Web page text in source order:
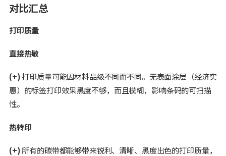
对比汇总
打印质量
直接热敏
(+)打印质量可能因材料品级不同而不同。无表面涂层（经济实
惠）的标签打印效果黑度不够，而且模糊，影响条码的可扫描
性。
热转印
(+)所有的碳带都能够带来锐利、清晰、黑度出色的打印质量，